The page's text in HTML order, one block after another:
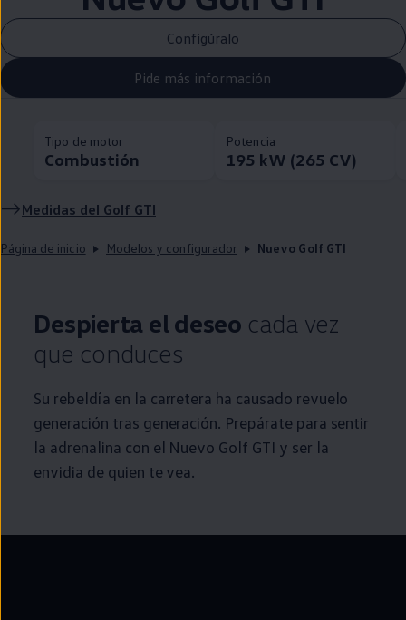
Configúralo
Pide más información
Tipo de motor
Combustión
Potencia
195 kW (265 CV)
Medidas del Golf GTI
Página de inicio Modelos y configurador Nuevo Golf GTI
Despierta el deseo cada vez
que conduces
Su rebeldía en la carretera ha causado revuelo
generación tras generación. Prepárate para sentir
la adrenalina con el Nuevo Golf GTI y ser la
envidia de quien te vea.